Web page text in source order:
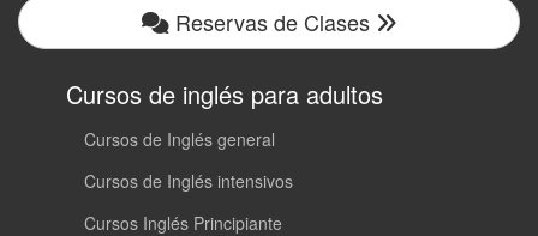
Reservas de Clases
Cursos de inglés para adultos
Cursos de Inglés general
Cursos de Inglés intensivos
Cursos Inglés Principiante